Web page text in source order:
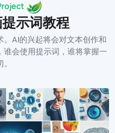
示词教程
AI的兴起将会对文本创作和
会使用提示词，谁将掌握一